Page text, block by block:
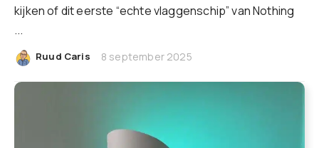
kijken of dit eerste “echte vlaggenschip” van Nothing
...
Ruud Caris 8 september 2025